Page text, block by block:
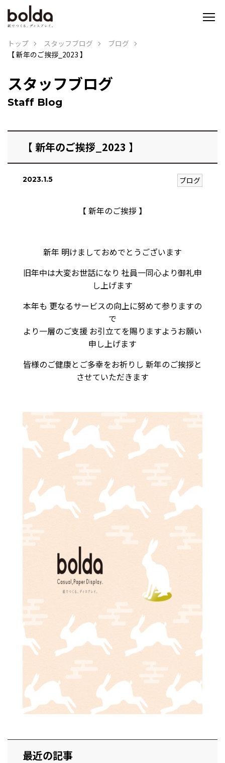
トップ スタッフブログ
ブログ
【 新年のご挨拶_2023 】
スタッフブログ
Staff Blog
【 新年のご挨拶_2023 】
2023.1.5 ブログ
【 新年のご挨拶 】
新年 明けましておめでとうございます
旧年中は大変お世話になり 社員一同心より御礼申
し上げます
本年も 更なるサービスの向上に努めて参りますの
で
より一層のご支援 お引立てを賜りますようお願い
申し上げます
皆様のご健康とご多幸をお祈りし 新年のご挨拶と
させていただきます
最近の記事